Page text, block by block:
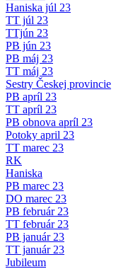
Haniska júl 23
TT júl 23
TTjún 23
PB jún 23
PB máj 23
TT máj 23
Sestry Českej provincie
PB apríl 23
TT apríl 23
PB obnova apríl 23
Potoky april 23
TT marec 23
RK
Haniska
PB marec 23
DO marec 23
PB február 23
TT február 23
PB január 23
TT január 23
Jubileum